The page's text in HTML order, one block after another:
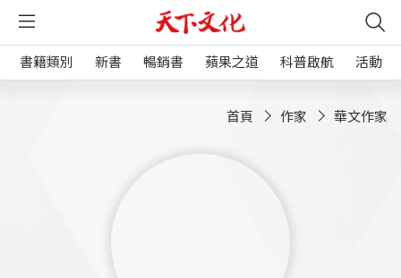
書籍類別 新書 暢銷書 蘋果之道 科普啟航 活動
首頁 作家 華文作家